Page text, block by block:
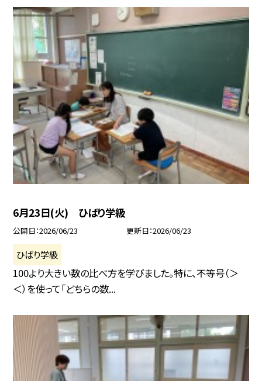
6月23日(火) ひばり学級
公開日 2026/06/23 更新日 2026/06/23
ひばり学級
100より大きい数の比べ方を学びました。特に、不等号（＞
＜）を使って「どちらの数...